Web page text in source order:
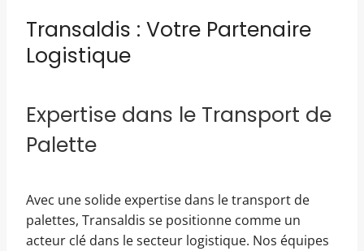
Transaldis : Votre Partenaire
Logistique
Expertise dans le Transport de
Palette
Avec une solide expertise dans le transport de
palettes, Transaldis se positionne comme un
acteur clé dans le secteur logistique. Nos équipes